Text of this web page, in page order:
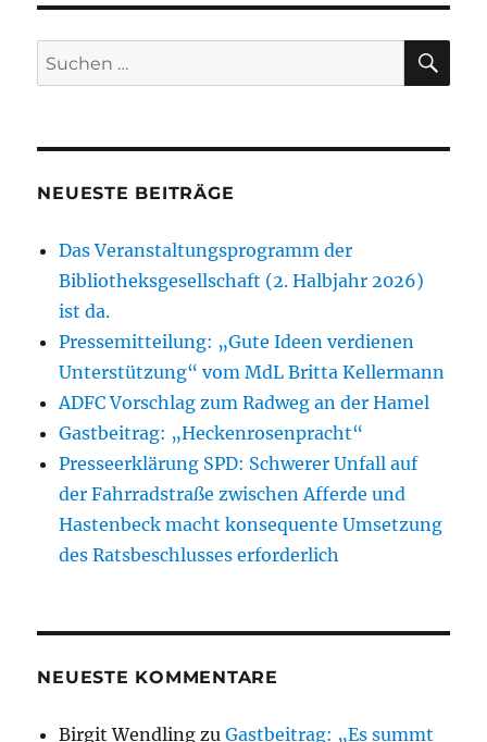
Suchen
nach:
NEUESTE BEITRÄGE
Das Veranstaltungsprogramm der
Bibliotheksgesellschaft (2. Halbjahr 2026)
ist da.
Pressemitteilung: „Gute Ideen verdienen
Unterstützung“ vom MdL Britta Kellermann
ADFC Vorschlag zum Radweg an der Hamel
Gastbeitrag: „Heckenrosenpracht“
Presseerklärung SPD: Schwerer Unfall auf
der Fahrradstraße zwischen Afferde und
Hastenbeck macht konsequente Umsetzung
des Ratsbeschlusses erforderlich
NEUESTE KOMMENTARE
Birgit Wendling zuGastbeitrag: „Es summt